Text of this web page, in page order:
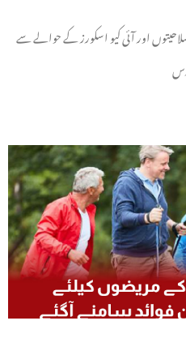
اور آئی کیو اسکورز کے حوالے سے